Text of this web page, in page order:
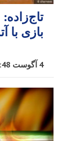
بازی
4 آگوست 10:48